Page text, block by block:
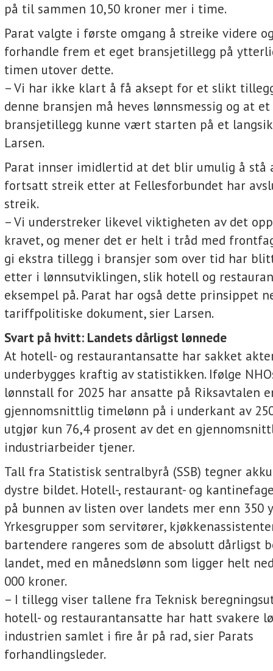
på til sammen 10,50 kroner mer i time.
Parat valgte i første omgang å streike videre
forhandle frem et eget bransjetillegg på
timen utover dette.
– Vi har ikke klart å få aksept for et slikt
denne bransjen må heves lønnsmessig og at
bransjetillegg kunne vært starten på et
Larsen.
Parat innser imidlertid at det blir umulig å stå
fortsatt streik etter at Fellesforbundet har
streik.
– Vi understreker likevel viktigheten av det
kravet, og mener det er helt i tråd med
gi ekstra tillegg i bransjer som over tid har
etter i lønnsutviklingen, slik hotell og
eksempel på. Parat har også dette prinsippet
tariffpolitiske dokument, sier Larsen.
Svart på hvitt: Landets dårligst lønnede
At hotell- og restaurantansatte har sakket
underbygges kraftig av statistikken. Ifølge
lønnstall for 2025 har ansatte på Riksavtalen
gjennomsnittlig timelønn på i underkant av
utgjør kun 76,4 prosent av det en
industriarbeider tjener.
Tall fra Statistisk sentralbyrå (SSB) tegner
dystre bildet. Hotell-, restaurant- og
på bunnen av listen over landets mer enn 350
Yrkesgrupper som servitører,
bartendere rangeres som de absolutt dårligst
landet, med en månedslønn som ligger helt
000 kroner.
– I tillegg viser tallene fra Teknisk
hotell- og restaurantansatte har hatt svakere
industrien samlet i fire år på rad, sier Parats
forhandlingsleder.